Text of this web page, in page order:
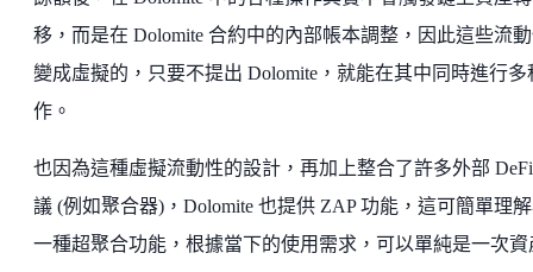
移，而是在 Dolomite 合約中的內部帳本調整，因此這些流
變成虛擬的，只要不提出 Dolomite，就能在其中同時進行多
作。
也因為這種虛擬流動性的設計，再加上整合了許多外部
議 (例如聚合器)，Dolomite 也提供 ZAP 功能，這可簡單理
一種超聚合功能，根據當下的使用需求，可以單純是一次資